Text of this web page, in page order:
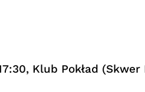
Klub Pokład (Skwer